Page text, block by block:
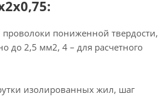
пониженной твердости,
до 2,5 мм2, 4 – для расчетного
изолированных жил, шаг